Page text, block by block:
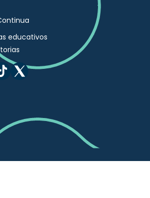
educativos